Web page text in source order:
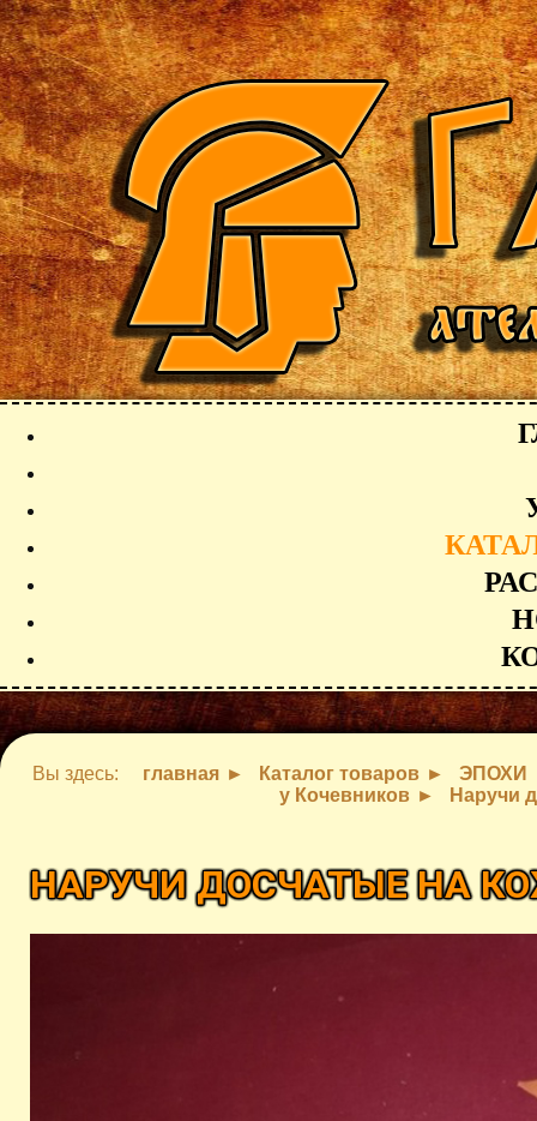
Вы здесь: главная Каталог товаров
ЭПОХИ
у Кочевников
Наручи
НАРУЧИ ДОСЧАТЫЕ НА